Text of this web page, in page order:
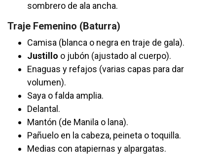
sombrero de ala ancha.
Traje Femenino (Baturra)
Camisa (blanca o negra en traje de gala).
Justillo o jubón (ajustado al cuerpo).
Enaguas y refajos (varias capas para dar
volumen).
Saya o falda amplia.
Delantal.
Mantón (de Manila o lana).
Pañuelo en la cabeza, peineta o toquilla.
Medias con atapiernas y alpargatas.